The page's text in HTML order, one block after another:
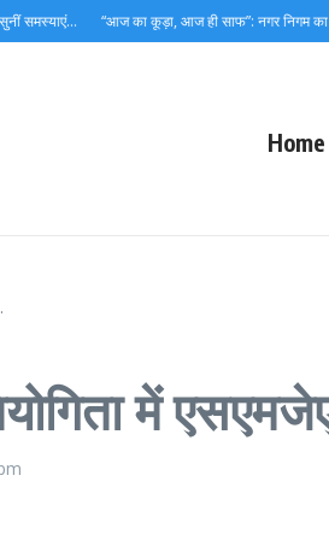
“आज का कूड़ा, आज ही साफ”: नगर निगम का घाटों
Home
में